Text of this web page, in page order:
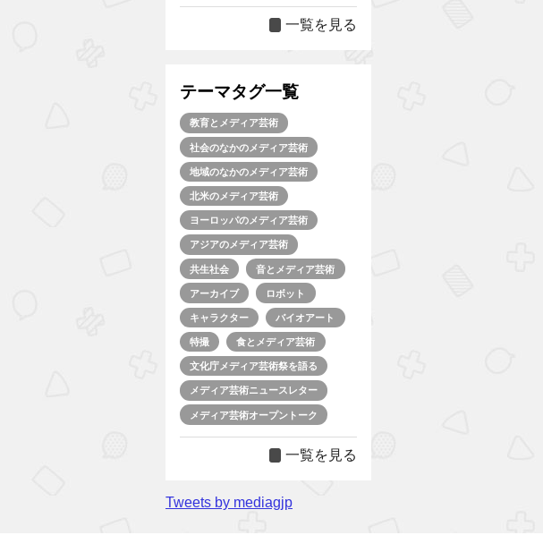
一覧を見る
テーマタグ一覧
教育とメディア芸術
社会のなかのメディア芸術
地域のなかのメディア芸術
北米のメディア芸術
ヨーロッパのメディア芸術
アジアのメディア芸術
共生社会 音とメディア芸術
アーカイブ ロボット
キャラクター バイオアート
特撮 食とメディア芸術
文化庁メディア芸術祭を語る
メディア芸術ニュースレター
メディア芸術オープントーク
一覧を見る
Tweets by mediagjp